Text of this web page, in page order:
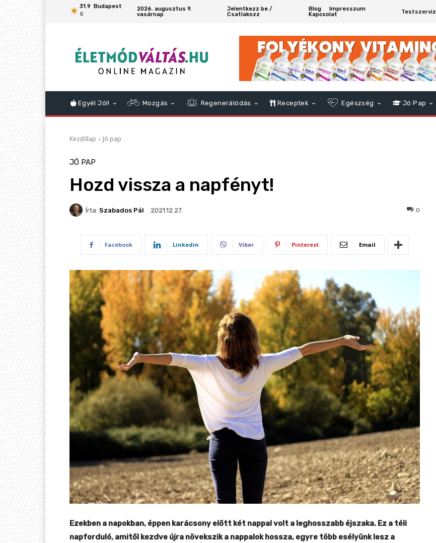
31.9
C
Budapest
2026. augusztus 9.
vasárnap
Jelentkezz be /
Csatlakozz
Blog
Impresszum
Kapcsolat
Testszerviz
Egyél Jól! Mozgás Regenerálódás Receptek Egészség Jó Pap
Kezdőlap Jó pap
JÓ PAP
Hozd vissza a napfényt!
Írta: Szabados Pál 2021.12.27. 0
Facebook Linkedin Viber Pinterest Email
Ezekben a napokban, éppen karácsony előtt két nappal volt a leghosszabb éjszaka. Ez a téli
napforduló, amitől kezdve újra növekszik a nappalok hossza, egyre több esélyünk lesz a